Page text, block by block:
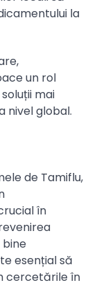
la
un rol
mai
nivel global.
de Tamiflu,
în
esențial să
cercetările în